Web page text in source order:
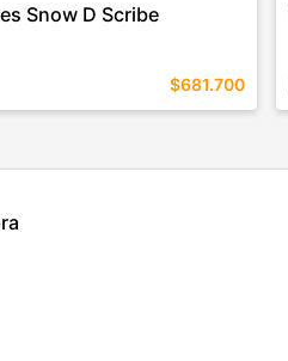
Snow D Scribe
$681.700